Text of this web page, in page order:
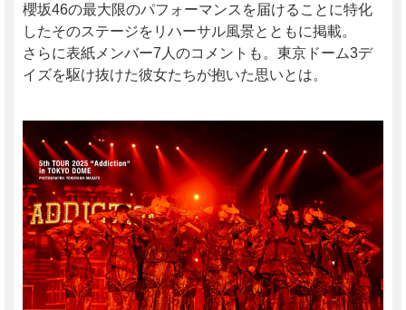
櫻坂46の最大限のパフォーマンスを届けることに特化
したそのステージをリハーサル風景とともに掲載。
さらに表紙メンバー7人のコメントも。東京ドーム3デ
イズを駆け抜けた彼女たちが抱いた思いとは。